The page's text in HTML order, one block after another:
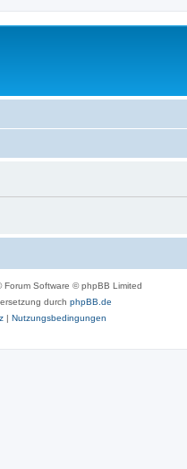
Forum Software © phpBB Limited
durch phpBB.de
| Nutzungsbedingungen